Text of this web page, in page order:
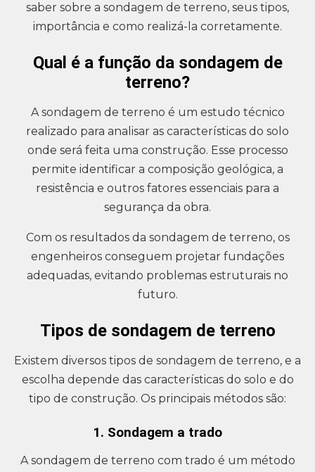
saber sobre a sondagem de terreno, seus tipos,
importância e como realizá-la corretamente.
Qual é a função da sondagem de
terreno?
A sondagem de terreno é um estudo técnico
realizado para analisar as características do solo
onde será feita uma construção. Esse processo
permite identificar a composição geológica, a
resistência e outros fatores essenciais para a
segurança da obra.
Com os resultados da sondagem de terreno, os
engenheiros conseguem projetar fundações
adequadas, evitando problemas estruturais no
futuro.
Tipos de sondagem de terreno
Existem diversos tipos de sondagem de terreno, e a
escolha depende das características do solo e do
tipo de construção. Os principais métodos são:
1. Sondagem a trado
A sondagem de terreno com trado é um método